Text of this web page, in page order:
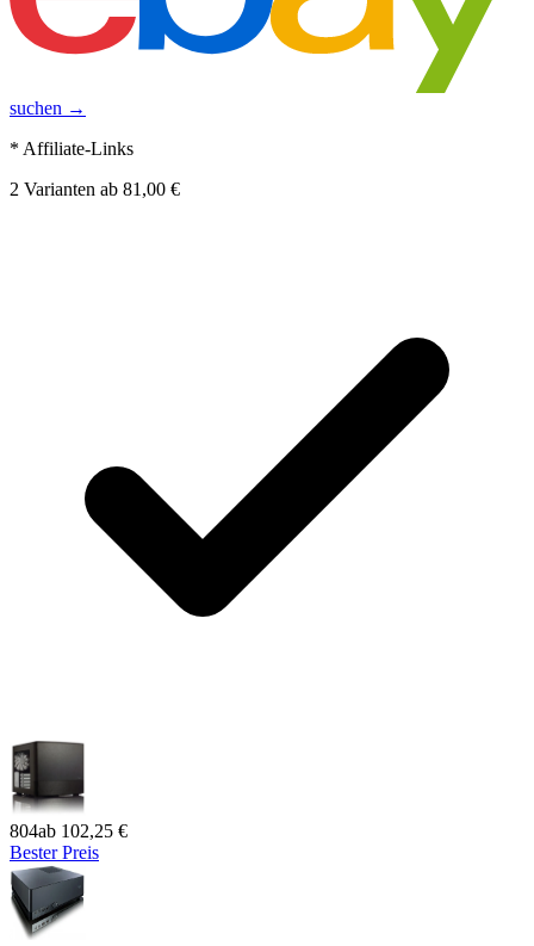
suchen →
* Affiliate-Links
2 Varianten ab 81,00 €
804ab 102,25 €
Bester Preis